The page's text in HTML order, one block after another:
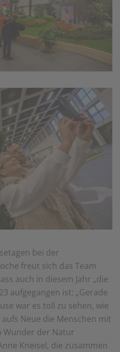
Seite schnell wieder zur
um Ihnen
Suchverhalten
bei der
freut sich das Team
auch in diesem Jahr „die
aufgegangen ist: „Gerade
war es toll zu sehen, wie
Neue die Menschen mit
Wunder der Natur
Kneisel, die zusammen